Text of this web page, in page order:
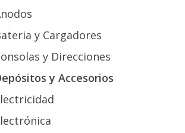
y Cargadores
y Direcciones
y Accesorios